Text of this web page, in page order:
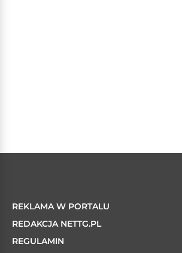
REKLAMA W PORTALU
REDAKCJA NETTG.PL
REGULAMIN